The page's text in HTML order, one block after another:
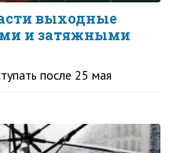
выходные
и затяжными
после 25 мая